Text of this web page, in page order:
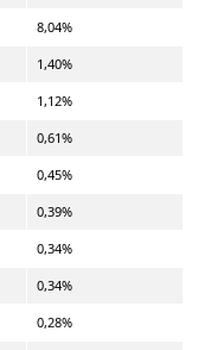
8,04%
1,40%
1,12%
0,61%
0,45%
0,39%
0,34%
0,34%
0,28%